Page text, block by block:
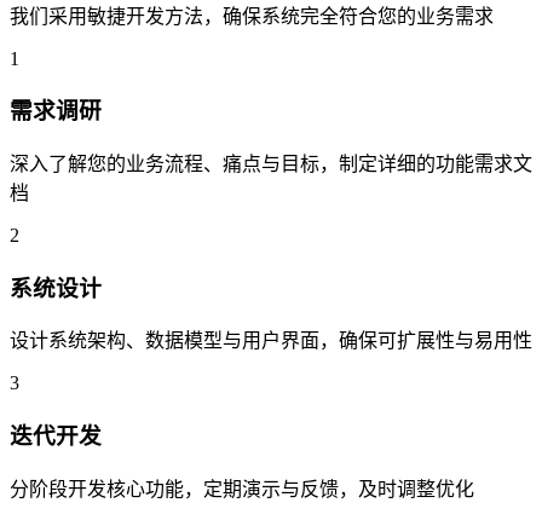
我们采用敏捷开发方法，确保系统完全符合您的业务需求
1
需求调研
深入了解您的业务流程、痛点与目标，制定详细的功能需求文
档
2
系统设计
设计系统架构、数据模型与用户界面，确保可扩展性与易用性
3
迭代开发
分阶段开发核心功能，定期演示与反馈，及时调整优化